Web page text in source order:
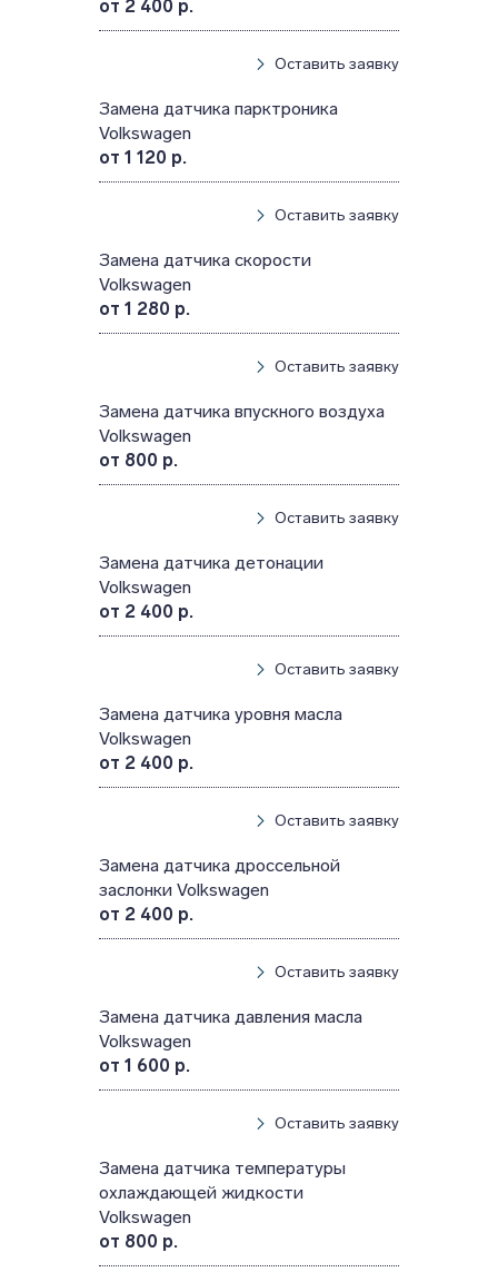
от 2 400 р.
Оставить заявку
Замена датчика парктроника
Volkswagen
от 1 120 р.
Оставить заявку
Замена датчика скорости
Volkswagen
от 1 280 р.
Оставить заявку
Замена датчика впускного воздуха
Volkswagen
от 800 р.
Оставить заявку
Замена датчика детонации
Volkswagen
от 2 400 р.
Оставить заявку
Замена датчика уровня масла
Volkswagen
от 2 400 р.
Оставить заявку
Замена датчика дроссельной
заслонки Volkswagen
от 2 400 р.
Оставить заявку
Замена датчика давления масла
Volkswagen
от 1 600 р.
Оставить заявку
Замена датчика температуры
охлаждающей жидкости
Volkswagen
от 800 р.